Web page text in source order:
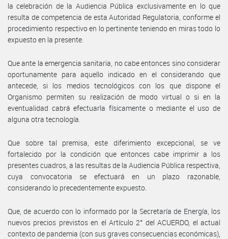
la celebración de la Audiencia Pública exclusivamente en lo que
resulta de competencia de esta Autoridad Regulatoria, conforme el
procedimiento respectivo en lo pertinente teniendo en miras todo lo
expuesto en la presente.
Que ante la emergencia sanitaria, no cabe entonces sino considerar
oportunamente para aquello indicado en el considerando que
antecede, si los medios tecnológicos con los que dispone el
Organismo permiten su realización de modo virtual o si en la
eventualidad cabrá efectuarla físicamente o mediante el uso de
alguna otra tecnología.
Que sobre tal premisa, este diferimiento excepcional, se ve
fortalecido por la condición que entonces cabe imprimir a los
presentes cuadros, a las resultas de la Audiencia Pública respectiva,
cuya convocatoria se efectuará en un plazo razonable,
considerando lo precedentemente expuesto.
Que, de acuerdo con lo informado por la Secretaría de Energía, los
nuevos precios previstos en el Artículo 2° del ACUERDO, el actual
contexto de pandemia (con sus graves consecuencias económicas),